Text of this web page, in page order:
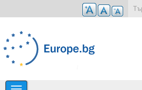
Премини към основното съдържание